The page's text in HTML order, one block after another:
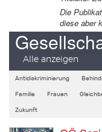
Die
diese aber
Alle anzeigen
Antidiskriminierung
Familie Frauen
Zukunft